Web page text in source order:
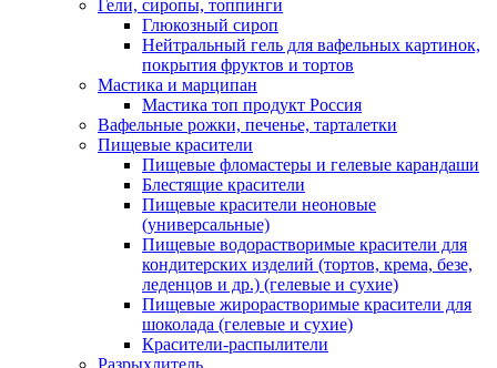
Гели, сиропы, топпинги
Глюкозный сироп
Нейтральный гель для вафельных картинок,
покрытия фруктов и тортов
Мастика и марципан
Мастика топ продукт Россия
Вафельные рожки, печенье, тарталетки
Пищевые красители
Пищевые фломастеры и гелевые карандаши
Блестящие красители
Пищевые красители неоновые
(универсальные)
Пищевые водорастворимые красители для
кондитерских изделий (тортов, крема, безе,
леденцов и др.) (гелевые и сухие)
Пищевые жирорастворимые красители для
шоколада (гелевые и сухие)
Красители-распылители
Разрыхлитель